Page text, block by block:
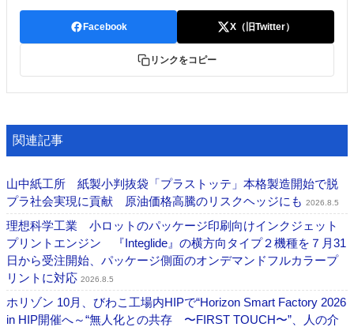
Facebook X（旧Twitter）
リンクをコピー
関連記事
山中紙工所 紙製小判抜袋「プラストッテ」本格製造開始で脱
プラ社会実現に貢献 原油価格高騰のリスクヘッジにも 2026.8.5
理想科学工業 小ロットのパッケージ印刷向けインクジェット
プリントエンジン 『Integlide』の横方向タイプ２機種を７月31
日から受注開始、パッケージ側面のオンデマンドフルカラープ
リントに対応 2026.8.5
ホリゾン 10月、びわこ工場内HIPで“Horizon Smart Factory 2026
in HIP開催へ～“無人化との共存 〜FIRST TOUCH〜”、人の介